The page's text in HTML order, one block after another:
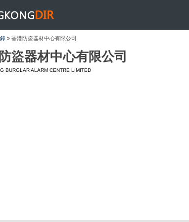
» 香港防盜器材中心有限公司
盜器材中心有限公司
BURGLAR ALARM CENTRE LIMITED